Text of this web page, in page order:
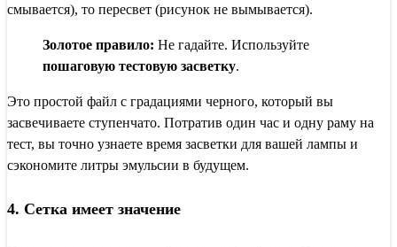
смывается), то пересвет (рисунок не вымывается).
Золотое правило: Не гадайте. Используйте
пошаговую тестовую засветку.
Это простой файл с градациями черного, который вы
засвечиваете ступенчато. Потратив один час и одну раму на
тест, вы точно узнаете время засветки для вашей лампы и
сэкономите литры эмульсии в будущем.
4. Сетка имеет значение